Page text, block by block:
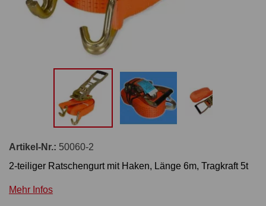
Artikel-Nr.: 50060-2
2-teiliger Ratschengurt mit Haken, Länge 6m, Tragkraft 5t
Mehr Infos